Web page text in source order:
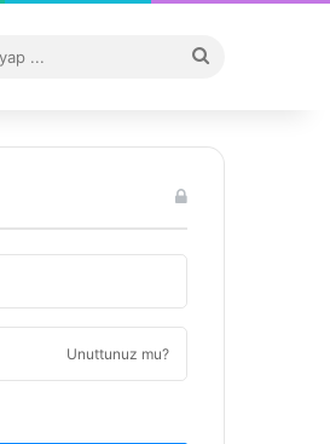
...
Unuttunuz mu?